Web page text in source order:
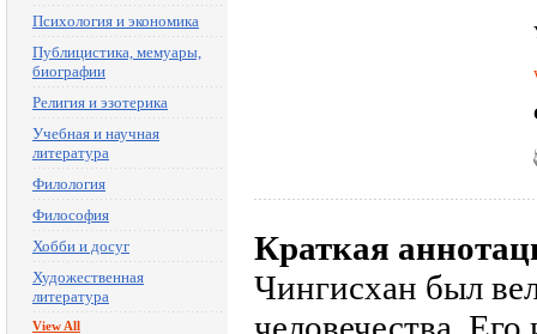
Психология и экономика
Публицистика, мемуары,
биографии
Религия и эзотерика
Учебная и научная
литература
Филология
Философия
Хобби и досуг
Художественная
литература
View All
Краткая
Чингисхан был